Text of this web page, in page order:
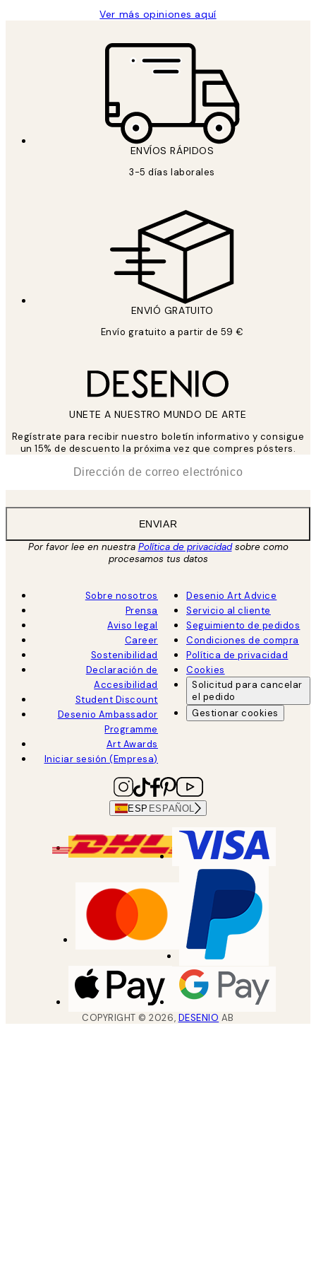
Ver más opiniones aquí
ENVÍOS RÁPIDOS
3-5 días laborales
ENVIÓ GRATUITO
Envío gratuito a partir de 59 €
UNETE A NUESTRO MUNDO DE ARTE
Regístrate para recibir nuestro boletín informativo y consigue
un 15% de descuento la próxima vez que compres pósters.
ENVIAR
Por favor lee en nuestra Política de privacidadsobre como
procesamos tus datos
Sobre nosotros
Prensa
Aviso legal
Career
Sostenibilidad
Declaración de
Accesibilidad
Student Discount
Desenio Ambassador
Programme
Art Awards
Iniciar sesión (Empresa)
Desenio Art Advice
Servicio al cliente
Seguimiento de pedidos
Condiciones de compra
Política de privacidad
Cookies
Solicitud para cancelar
el pedido
Gestionar cookies
ESP ESPAÑOL
COPYRIGHT ©2026, DESENIO AB